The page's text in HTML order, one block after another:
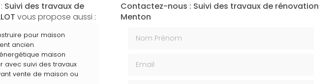
Suivi des travaux de
vous propose aussi :
pour maison
ancien
maison
avec suivi des travaux
vente de maison ou
Contactez-nous : Suivi des travaux de rénovation
Menton